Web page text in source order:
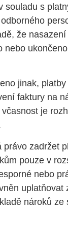
souladu s
že
nebo
jinak,
faktury na
je
právo zadržet
pouze v
nebo
uplatňovat
nároků ze